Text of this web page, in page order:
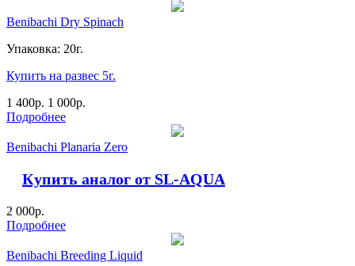
Benibachi Dry Spinach
Упаковка: 20г.
Купить на развес 5г.
1 400р. 1 000р.
Подробнее
Benibachi Planaria Zero
Купить аналог от SL-AQUA
2 000р.
Подробнее
Benibachi Breeding Liquid